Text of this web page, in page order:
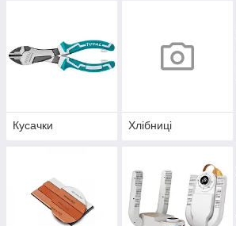
Кусачки Хлібниці